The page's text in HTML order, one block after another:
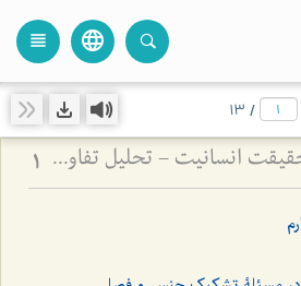
language
view_headline
/
13
تشکیک در مراتب حقیقت انسانیت - تحلیل تفاوت صور ملکوتی افراد بر اساس شدت و ضعف فصل 1